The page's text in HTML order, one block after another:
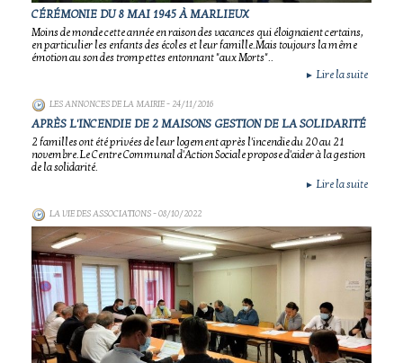
CÉRÉMONIE DU 8 MAI 1945 À MARLIEUX
Moins de monde cette année en raison des vacances qui éloignaient certains,
en particulier les enfants des écoles et leur famille.Mais toujours la même
émotion au son des trompettes entonnant "aux Morts"..
► Lire la suite
LES ANNONCES DE LA MAIRIE- 24/11/2016
APRÈS L'INCENDIE DE 2 MAISONS GESTION DE LA SOLIDARITÉ
2 familles ont été privées de leur logement après l'incendie du 20 au 21
novembre.Le Centre Communal d'Action Sociale propose d'aider à la gestion
de la solidarité.
► Lire la suite
LA VIE DES ASSOCIATIONS- 08/10/2022